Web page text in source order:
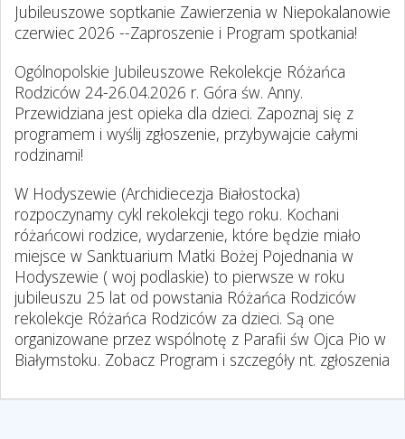
Jubileuszowe soptkanie Zawierzenia w Niepokalanowie
czerwiec 2026 --Zaproszenie i Program spotkania!
Ogólnopolskie Jubileuszowe Rekolekcje Różańca
Rodziców 24-26.04.2026 r. Góra św. Anny.
Przewidziana jest opieka dla dzieci. Zapoznaj się z
programem i wyślij zgłoszenie, przybywajcie całymi
rodzinami!
W Hodyszewie (Archidiecezja Białostocka)
rozpoczynamy cykl rekolekcji tego roku. Kochani
różańcowi rodzice, wydarzenie, które będzie miało
miejsce w Sanktuarium Matki Bożej Pojednania w
Hodyszewie ( woj podlaskie) to pierwsze w roku
jubileuszu 25 lat od powstania Różańca Rodziców
rekolekcje Różańca Rodziców za dzieci. Są one
organizowane przez wspólnotę z Parafii św Ojca Pio w
Białymstoku. Zobacz Program i szczegóły nt. zgłoszenia